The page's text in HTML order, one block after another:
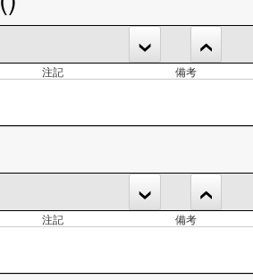
注記 備考
注記 備考